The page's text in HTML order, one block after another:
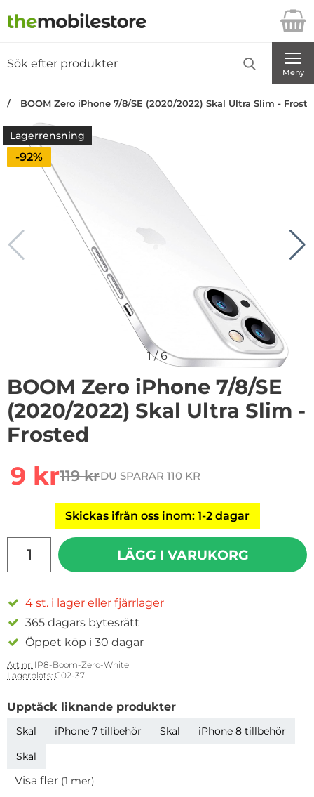
Startsidan för Danira Telecom AB
Meny
BOOM Zero iPhone 7/8/SE (2020/2022) Skal Ultra Slim -
Lagerrensning
Priset är nedsatt med
-92%
1/6
BOOM Zero iPhone 7/8/SE
(2020/2022) Skal Ultra Slim -
Frosted
rea pris
9 krtidigare pris
119 krDU SPARAR 110 KR
Skickas ifrån oss inom: 1-2 dagar
LÄGG I VARUKORG
4 st. i lager eller fjärrlager
365 dagars bytesrätt
Öppet köp i 30 dagar
Art nr: IP8-Boom-Zero-White
Lagerplats: C02-37
Upptäck liknande produkter
Skal iPhone 7 tillbehör Skal
iPhone 8 tillbehör
Skal
Visa fler (1 mer)